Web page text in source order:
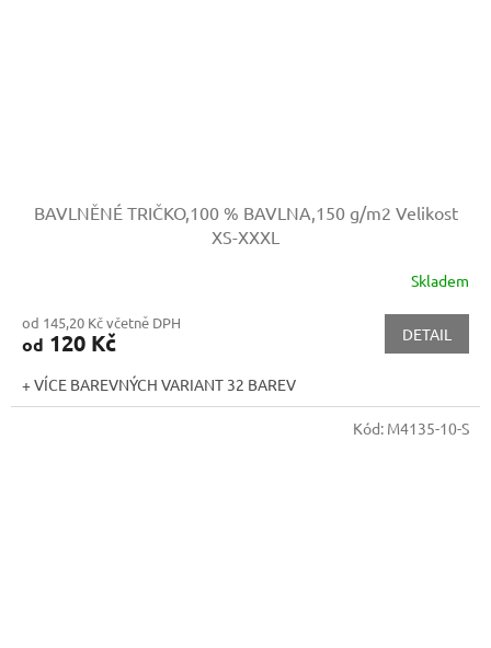
BAVLNĚNÉ TRIČKO,100 % BAVLNA,150 g/m2 Velikost
XS-XXXL
Skladem
od 145,20 Kč včetně DPH
od 120 Kč DETAIL
+ VÍCE BAREVNÝCH VARIANT 32 BAREV
Kód: M4135-10-S